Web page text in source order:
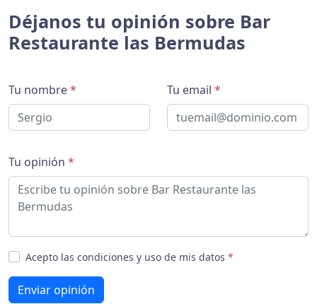
Déjanos tu opinión sobre Bar
Restaurante las Bermudas
Tu nombre* Tu email *
Tu opinión *
Acepto las condiciones y uso de mis datos *
Enviar opinión